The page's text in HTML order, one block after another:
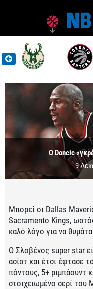
O Doncic
9
Μπορεί οι Dallas
Sacramento Kings,
καλό λόγο για να
Ο Σλοβένος super star
ασίστ και έτσι έφτασε
πόντους, 5+ ριμπάουντ
στοιχειωμένο σερί του